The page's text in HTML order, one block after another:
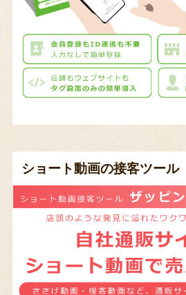
ショート動画の接客ツール